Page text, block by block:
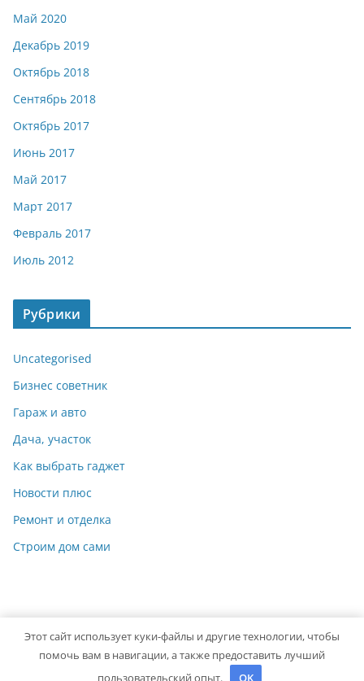
Май 2020
Декабрь 2019
Октябрь 2018
Сентябрь 2018
Октябрь 2017
Июнь 2017
Май 2017
Март 2017
Февраль 2017
Июль 2012
Рубрики
Uncategorised
Бизнес советник
Гараж и авто
Дача, участок
Как выбрать гаджет
Новости плюс
Ремонт и отделка
Строим дом сами
Copyright © 2026 Идеальный ремонт. Powered byColorMag
Этот сайт использует куки-файлы и другие технологии, чтобы
помочь вам в навигации, а также предоставить лучший
пользовательский опыт.
OK